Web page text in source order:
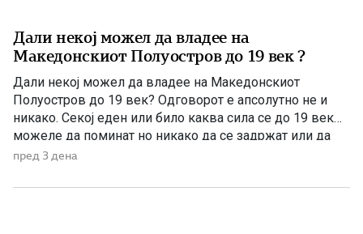
Дали некој можел да владее на
Македонскиот Полуостров до 19 век ?
Дали некој можел да владее на Македонскиот
Полуостров до 19 век? Одговорот е апсолутно не и
никако. Секој еден или било каква сила се до 19 век
можеле да поминат но никако да се задржат или да
управуваат поради неколку причини – планинската
климата и непознавање на населени места се […]
пред 3 дена